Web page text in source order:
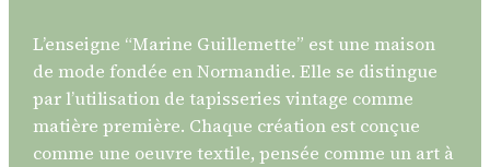
L’enseigne “Marine Guillemette” est une maison
de mode fondée en Normandie. Elle se distingue
par l’utilisation de tapisseries vintage comme
matière première. Chaque création est conçue
comme une oeuvre textile, pensée comme un art à